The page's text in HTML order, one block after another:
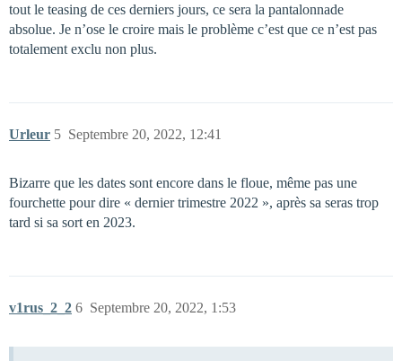
tout le teasing de ces derniers jours, ce sera la pantalonnade
absolue. Je n’ose le croire mais le problème c’est que ce n’est pas
totalement exclu non plus.
Urleur Septembre 20, 2022, 12:41
5
Bizarre que les dates sont encore dans le floue, même pas une
fourchette pour dire « dernier trimestre 2022 », après sa seras trop
tard si sa sort en 2023.
v1rus_2_2 Septembre 20, 2022, 1:53
6